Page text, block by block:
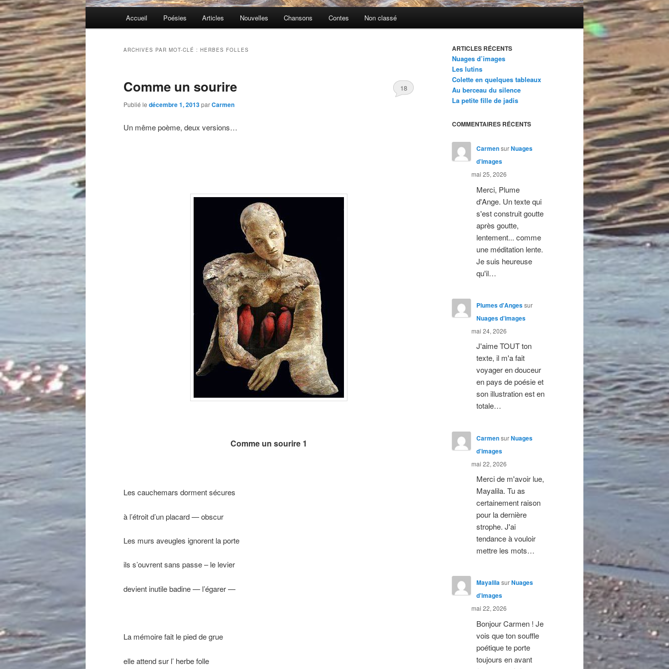
Accueil Poésies Articles Nouvelles Chansons Contes Non classé
ARCHIVES PAR MOT-CLÉ : HERBES FOLLES
Comme un sourire
Publié le décembre 1, 2013parCarmen
18
Un même poème, deux versions…
Comme un sourire 1
Les cauchemars dorment sécures
à l’étroit d’un placard — obscur
Les murs aveugles ignorent la porte
ils s’ouvrent sans passe – le levier
devient inutile badine — l’égarer —
La mémoire fait le pied de grue
elle attend sur l’ herbe folle
ARTICLES RÉCENTS
Nuages d’images
Les lutins
Colette en quelques tableaux
Au berceau du silence
La petite fille de jadis
COMMENTAIRES RÉCENTS
CarmensurNuages
d’images
mai 25, 2026
Merci, Plume
d'Ange. Un texte qui
s'est construit goutte
après goutte,
lentement... comme
une méditation lente.
Je suis heureuse
qu'il…
Plumes d'Angessur
Nuages d’images
mai 24, 2026
J'aime TOUT ton
texte, il m'a fait
voyager en douceur
en pays de poésie et
son illustration est en
totale…
CarmensurNuages
d’images
mai 22, 2026
Merci de m'avoir lue,
Mayalila. Tu as
certainement raison
pour la dernière
strophe. J'ai
tendance à vouloir
mettre les mots…
MayalilasurNuages
d’images
mai 22, 2026
Bonjour Carmen ! Je
vois que ton souffle
poétique te porte
toujours en avant